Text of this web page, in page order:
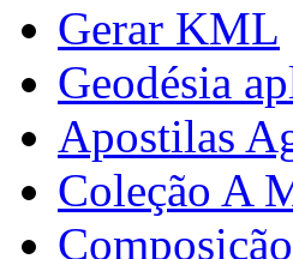
Gerar KML
Geodésia
Apostilas
Coleção A